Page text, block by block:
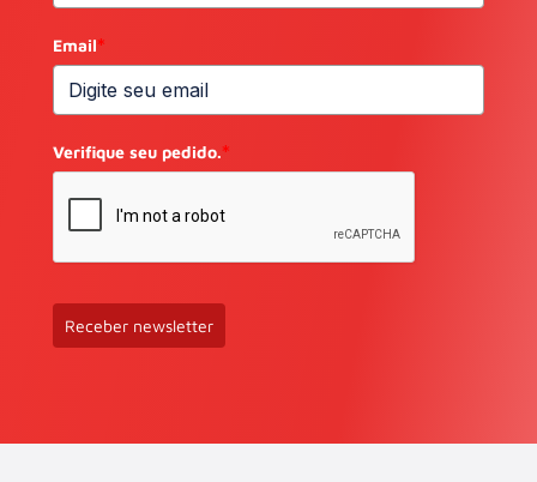
Email*
Verifique seu pedido.*
Receber newsletter